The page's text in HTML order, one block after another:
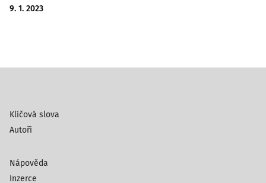
9. 1. 2023
Klíčová slova
Autoři
Nápověda
Inzerce